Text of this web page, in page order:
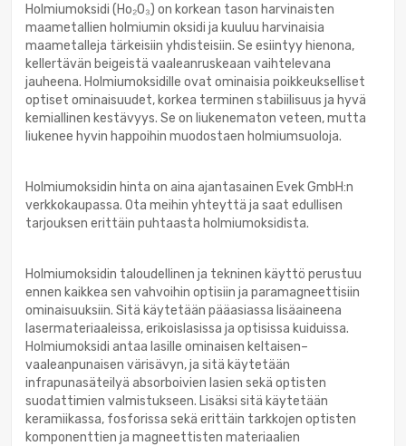
Holmiumoksidi (Ho₂O₃) on korkean tason harvinaisten
maametallien holmiumin oksidi ja kuuluu harvinaisia
maametalleja tärkeisiin yhdisteisiin. Se esiintyy hienona,
kellertävän beigeistä vaaleanruskeaan vaihtelevana
jauheena. Holmiumoksidille ovat ominaisia poikkeukselliset
optiset ominaisuudet, korkea terminen stabiilisuus ja hyvä
kemiallinen kestävyys. Se on liukenematon veteen, mutta
liukenee hyvin happoihin muodostaen holmiumsuoloja.
Holmiumoksidin hinta on aina ajantasainen Evek GmbH:n
verkkokaupassa. Ota meihin yhteyttä ja saat edullisen
tarjouksen erittäin puhtaasta holmiumoksidista.
Holmiumoksidin taloudellinen ja tekninen käyttö perustuu
ennen kaikkea sen vahvoihin optisiin ja paramagneettisiin
ominaisuuksiin. Sitä käytetään pääasiassa lisäaineena
lasermateriaaleissa, erikoislasissa ja optisissa kuiduissa.
Holmiumoksidi antaa lasille ominaisen keltaisen–
vaaleanpunaisen värisävyn, ja sitä käytetään
infrapunasäteilyä absorboivien lasien sekä optisten
suodattimien valmistukseen. Lisäksi sitä käytetään
keramiikassa, fosforissa sekä erittäin tarkkojen optisten
komponenttien ja magneettisten materiaalien